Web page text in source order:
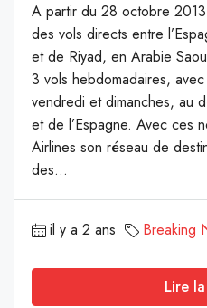
A partir du 28 octobre
des vols directs entre
et de Riyad, en Arabie
3 vols hebdomadaires,
vendredi et dimanches, au
et de l’Espagne. Avec ces
Airlines son réseau de
des...
il y a 2 ans Breaking
Lire